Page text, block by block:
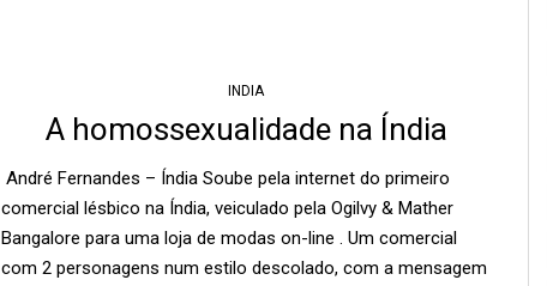
INDIA
A homossexualidade na Índia
André Fernandes – Índia Soube pela internet do primeiro
comercial lésbico na Índia, veiculado pela Ogilvy & Mather
Bangalore para uma loja de modas on-line . Um comercial
com 2 personagens num estilo descolado, com a mensagem